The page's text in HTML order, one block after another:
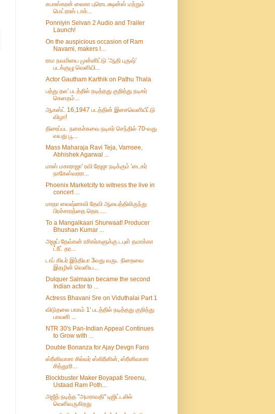
சுபாஸ்கரன் லைகா புரொடக்ஷன்ஸ் மற்றும்
மெட்ராஸ் டாக்...
Ponniyin Selvan 2 Audio and Trailer
Launch!
On the auspicious occasion of Ram
Navami, makers l...
ராம நவமியை முன்னிட்டு 'ஆதி புருஷ்'
படக்குழு வெளியி...
Actor Gautham Karthik on Pathu Thala
பத்து தல' படத்தில் நடித்தது குறித்து நடிகர்
கெளதம்...
ஆகஸ்ட் 16,1947 படத்தின் இசைவெளியீட்டு
விழா!
திரைப்பட நகைச்சுவை நடிகர் செந்தில் 70-வது
வயது‌ பூ...
Mass Maharaja Ravi Teja, Vamsee,
Abhishek Agarwal ...
மாஸ் மகாராஜா' ரவி தேஜா நடிக்கும் 'டைகர்
நாகேஸ்வரரா...
Phoenix Marketcity to witness the live in
concert ...
மாதா வைஷ்ணவி தேவி ஆலயத்திலிருந்து
பிரச்சாரத்தை தொட...
To a Mangalkaari Shurwaat! Producer
Bhushan Kumar ...
அஜய் தேவ்கன் ரசிகர்களுக்கு டபுள் தமாக்கா
ட்ரீட் தர...
டாப் கியர் இந்தியா 3வது வருட நிறைவை
இதழின் வெளிய...
Dulquer Salmaan became the second
Indian actor to ...
Actress Bhavani Sre on Viduthalai Part 1
விடுதலை பாகம் 1' படத்தில் நடித்தது குறித்து
பாவனி ...
NTR 30's Pan-Indian Appeal Continues
to Grow with ...
Double Bonanza for Ajay Devgn Fans
ஸ்ரீனிவாசா சில்வர் ஸ்கிரீனின், ஸ்ரீனிவாசா
சித்தூரி...
Blockbuster Maker Boyapati Sreenu,
Ustaad Ram Poth...
அஜீத் நடித்த "அமராவதி" டிஜிட்டலில்
வெளிவருகிறது